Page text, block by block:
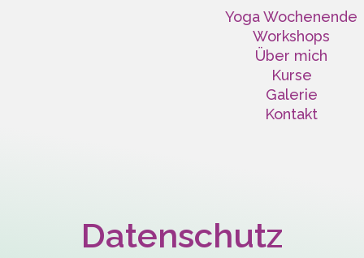
Yoga Wochenende
Workshops
Über mich
Kurse
Galerie
Kontakt
Datenschutz